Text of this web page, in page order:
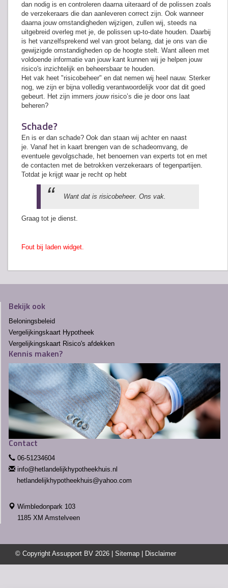
dan nodig is en controleren daarna uiteraard of de polissen zoals
de verzekeraars die dan aanleveren correct zijn. Ook wanneer
daarna jouw omstandigheden wijzigen, zullen wij, steeds na
uitgebreid overleg met je, de polissen up-to-date houden. Daarbij
is het vanzelfsprekend wel van groot belang, dat je ons van die
gewijzigde omstandigheden op de hoogte stelt. Want alleen met
voldoende informatie van jouw kant kunnen wij je helpen jouw
risico's inzichtelijk en beheersbaar te houden.
Het vak heet "risicobeheer" en dat nemen wij heel nauw. Sterker
nog, we zijn er bijna volledig verantwoordelijk voor dat dit goed
gebeurt. Het zijn immers jouw risico’s die je door ons laat
beheren?
Schade?
En is er dan schade? Ook dan staan wij achter en naast
je. Vanaf het in kaart brengen van de schadeomvang, de
eventuele gevolgschade, het benoemen van experts tot en met
de contacten met de betrokken verzekeraars of tegenpartijen.
Totdat je krijgt waar je recht op hebt
Want dat is risicobeheer. Ons vak.
Graag tot je dienst.
Fout bij laden widget.
Bekijk ook
Beloningsbeleid
Vergelijkingskaart Hypotheek
Vergelijkingskaart Risico's afdekken
Kennis maken?
Contact
06-51234604
info@hetlandelijkhypotheekhuis.nl
Wimbledonpark 103
1185 XM Amstelveen
© Copyright Assupport BV 2026 | Sitemap Disclaimer